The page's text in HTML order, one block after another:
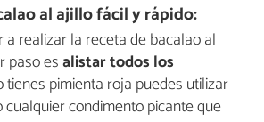
al ajillo fácil y rápido:
a realizar la receta de bacalao al
paso esalistar todos los
tienes pimienta roja puedes utilizar
condimento picante que